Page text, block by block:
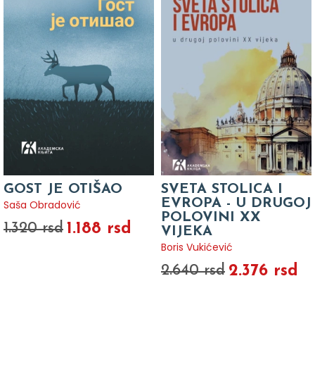
GOST JE OTIŠAO
Saša Obradović
1.320 rsd 1.188 rsd
SVETA STOLICA I
EVROPA - U DRUGOJ
POLOVINI XX
VIJEKA
Boris Vukićević
2.640 rsd 2.376 rsd